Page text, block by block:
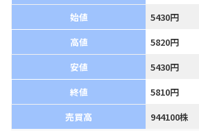
始値
5430円
高値
5820円
安値
5430円
終値
5810円
売買高
944100株